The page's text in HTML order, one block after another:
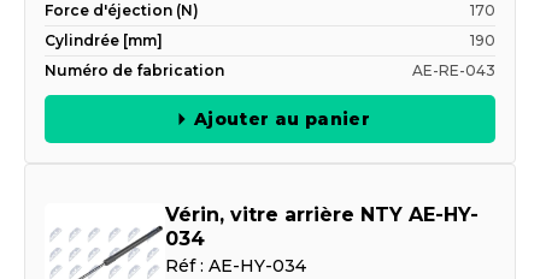
Force d'éjection (N)
170
Cylindrée [mm]
190
Numéro de fabrication
AE-RE-043
Ajouter au panier
Vérin, vitre arrière NTY AE-HY-
034
Réf : AE-HY-034